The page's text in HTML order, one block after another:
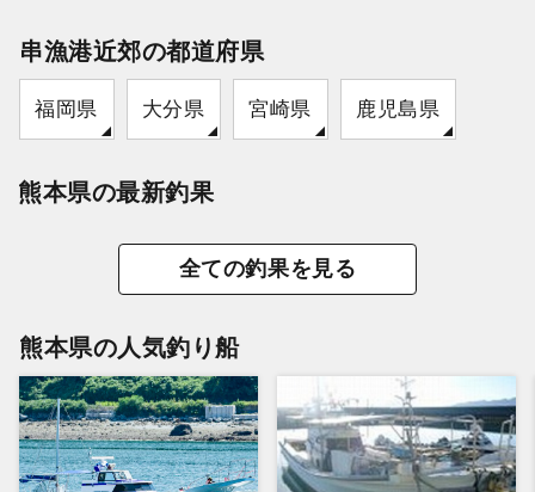
串漁港近郊の都道府県
福岡県 大分県 宮崎県 鹿児島県
熊本県の最新釣果
全ての釣果を見る
熊本県の人気釣り船